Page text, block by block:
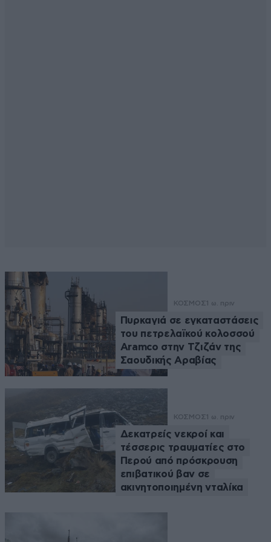
ΚΟΣΜΟΣ 1 ω. πριν
Πυρκαγιά σε εγκαταστάσεις
του πετρελαϊκού κολοσσού
Aramco στην Τζιζάν της
Σαουδικής Αραβίας
ΚΟΣΜΟΣ 1 ω. πριν
Δεκατρείς νεκροί και
τέσσερις τραυματίες στο
Περού από πρόσκρουση
επιβατικού βαν σε
ακινητοποιημένη νταλίκα